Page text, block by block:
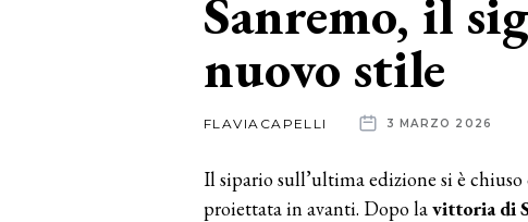
Sanremo, il
nuovo stile
FLAVIACAPELLI 3 MARZO 2026
Il sipario sull’ultima edizione si è
proiettata in avanti. Dopo lavittoria di